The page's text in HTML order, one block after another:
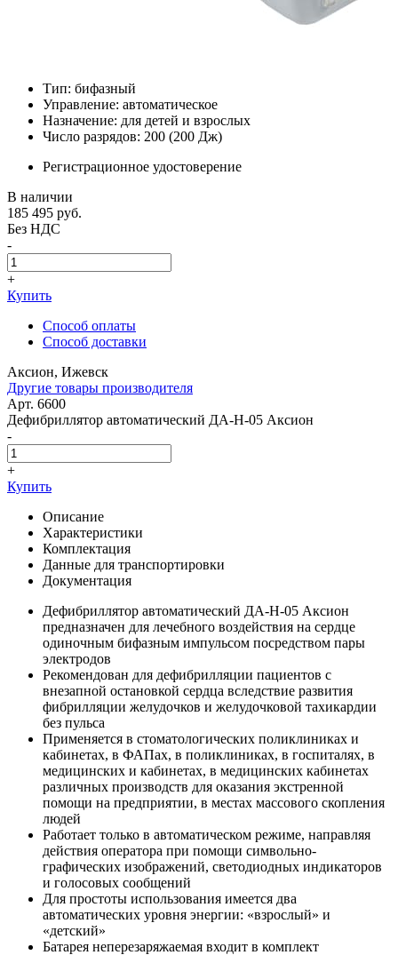
Тип: бифазный
Управление: автоматическое
Назначение: для детей и взрослых
Число разрядов: 200 (200 Дж)
Регистрационное удостоверение
В наличии
185 495 руб.
Без НДС
-
+
Купить
Способ оплаты
Способ доставки
Аксион, Ижевск
Другие товары производителя
Арт. 6600
Дефибриллятор автоматический ДА-Н-05 Аксион
-
+
Купить
Описание
Характеристики
Комплектация
Данные для транспортировки
Документация
Дефибриллятор автоматический ДА-Н-05 Аксион
предназначен для лечебного воздействия на сердце
одиночным бифазным импульсом посредством пары
электродов
Рекомендован для дефибрилляции пациентов с
внезапной остановкой сердца вследствие развития
фибрилляции желудочков и желудочковой тахикардии
без пульса
Применяется в стоматологических поликлиниках и
кабинетах, в ФАПах, в поликлиниках, в госпиталях, в
медицинских и кабинетах, в медицинских кабинетах
различных производств для оказания экстренной
помощи на предприятии, в местах массового скопления
людей
Работает только в автоматическом режиме, направляя
действия оператора при помощи символьно-
графических изображений, светодиодных индикаторов
и голосовых сообщений
Для простоты использования имеется два
автоматических уровня энергии: «взрослый» и
«детский»
Батарея неперезаряжаемая входит в комплект